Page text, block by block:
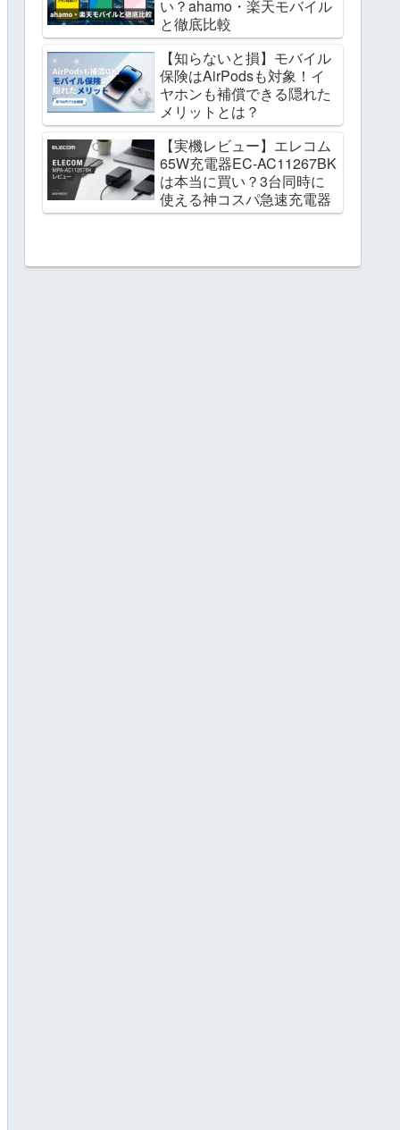
い？ahamo・楽天モバイル
と徹底比較
【知らないと損】モバイル
保険はAirPodsも対象！イ
ヤホンも補償できる隠れた
メリットとは？
【実機レビュー】エレコム
65W充電器EC-AC11267BK
は本当に買い？3台同時に
使える神コスパ急速充電器